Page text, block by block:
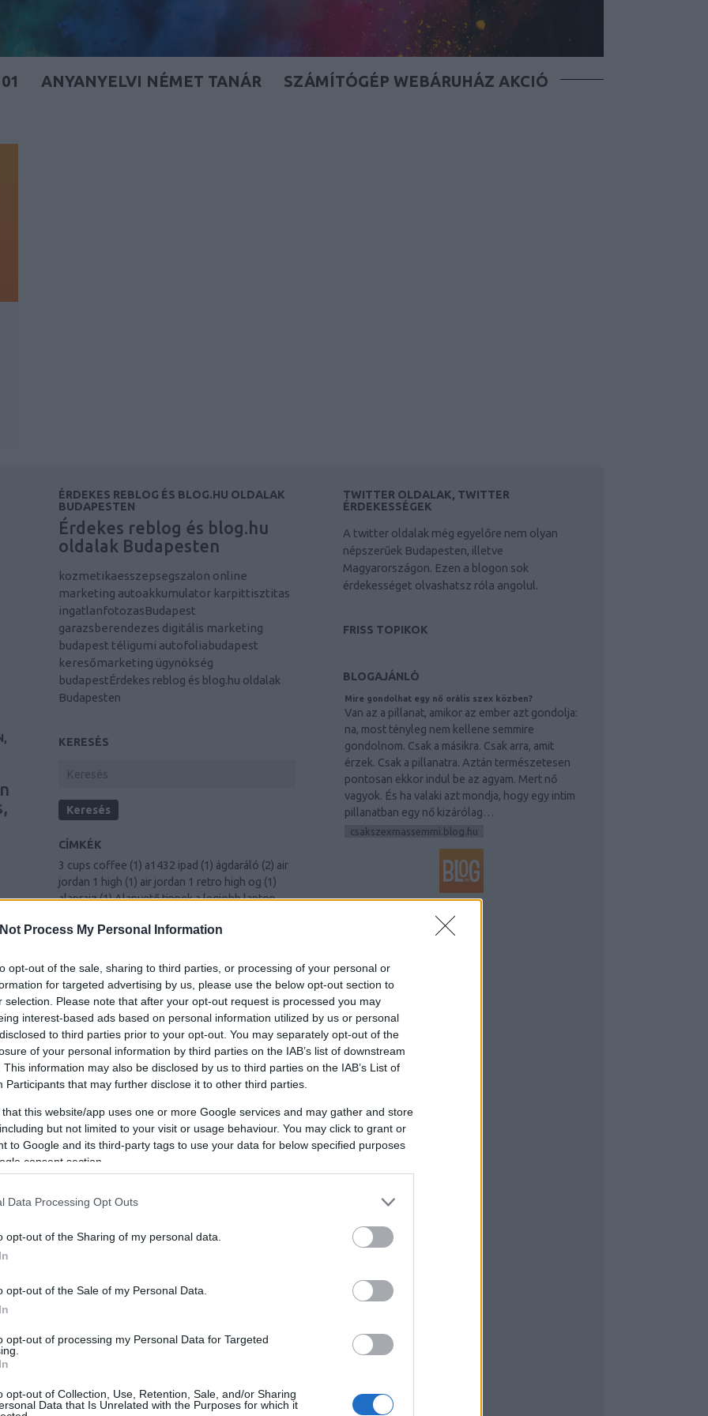
Process My Personal Information
opt-out of the sale, sharing to third parties, or processing of your personal or
for targeted advertising by us, please use the below opt-out section to
selection. Please note that after your opt-out request is processed you may
interest-based ads based on personal information utilized by us or personal
to third parties prior to your opt-out. You may separately opt-out of the
of your personal information by third parties on the IAB’s list of downstream
This information may also be disclosed by us to third parties on the IAB’s List of
Participants that may further disclose it to other third parties.
that this website/app uses one or more Google services and may gather and store
but not limited to your visit or usage behaviour. You may click to grant or
to Google and its third-party tags to use your data for below specified purposes
consent section.
Data Processing Opt Outs
opt-out of the Sharing of my personal data.
opt-out of the Sale of my Personal Data.
opt-out of processing my Personal Data for Targeted
opt-out of Collection, Use, Retention, Sale, and/or Sharing
Data that Is Unrelated with the Purposes for which it
ANYANYELVI NÉMET TANÁR SZÁMÍTÓGÉP WEBÁRUHÁZ AKCIÓ
ÉRDEKES REBLOG ÉS BLOG.HU OLDALAK
BUDAPESTEN
Érdekes reblog és blog.hu
oldalak Budapesten
kozmetikaesszepsegszalon online
marketing autoakkumulator karpittisztitas
ingatlanfotozasBudapest
garazsberendezes digitális marketing
budapest téligumi autofoliabudapest
keresőmarketing ügynökség
budapestÉrdekes reblog és blog.hu oldalak
Budapesten
KERESÉS
CÍMKÉK
3 cups coffee (1) a1432 ipad (1) ágdaráló (2) air
jordan 1 high (1) air jordan 1 retro high og (1)
alaprajz(1)Alapvető tippek a legjobb laptop
készpénzért(1)amazing sites(1)
(1)antracit(1)An In-Depth Look To Hiring The
Right Carpet Cleaning Business(1) árak (1)
arany karkötő férfi(1) Artikel Marketing-Tricks
( 1)Auf einfache Weise Ihr Selbstvertrauen
aufbauen(1) Außergewöhnliche Beratung bei
jedem Heimwerkerprojekt (1) autóalkatrész
twitter(1) autókölcsönzés(1 )autó vásárlás (1)
Az internetes marketing nagyszerű! Használja
érdekében! (1)Az önbizalom építése egyszerű
módon(1)Az online vásárlás kezelésének
kitalálása(1)A Bestbyte cikk marketing tippjei
(1)A cikk marketingje és számos előnye az Ön
sikeres internetes marketing kulcsa
az online pénzmegtakarításhoz
használata – útmutató kezdőknek
Tricks From The Top Pros(1)
bitcoin knots(1) bitcoin wallet windows(1)
vállalkozását online ezekkel az internetes
marketing tippekkel (1) Buy Beautiful Jewelry
TWITTER OLDALAK, TWITTER
ÉRDEKESSÉGEK
A twitter oldalak még egyelőre nem olyan
népszerűek Budapesten, illetve
Magyarországon. Ezen a blogon sok
érdekességet olvashatsz róla angolul.
FRISS TOPIKOK
BLOGAJÁNLÓ
Mire gondolhat egy nő orális szex közben?
Van az a pillanat, amikor az ember azt gondolja:
na, most tényleg nem kellene semmire
gondolnom. Csak a másikra. Csak arra, amit
érzek. Csak a pillanatra. Aztán természetesen
pontosan ekkor indul be az agyam. Mert nő
vagyok. És ha valaki azt mondja, hogy egy intim
pillanatban egy nő kizárólag…
csakszexmassemmi.blog.hu